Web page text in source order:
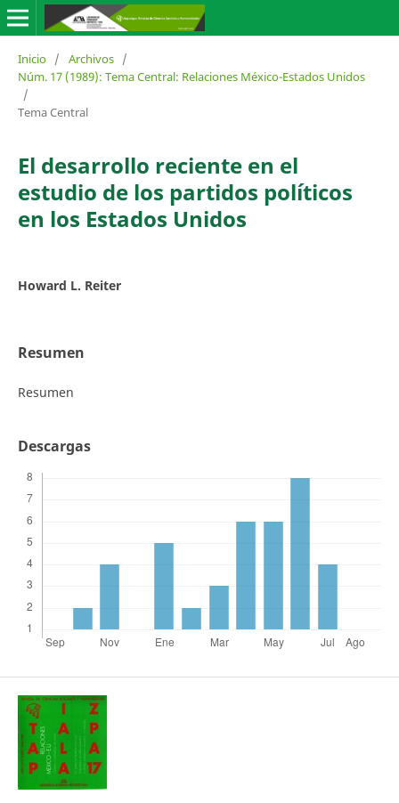
Inicio / Archivos /
Núm. 17 (1989): Tema Central: Relaciones México-Estados Unidos
/
Tema Central
El desarrollo reciente en el
estudio de los partidos políticos
en los Estados Unidos
Howard L. Reiter
Resumen
Resumen
Descargas